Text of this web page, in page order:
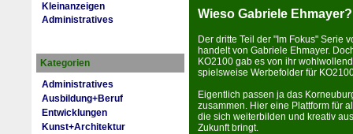
Kleinanzeigen
Administratives
Kategorien
Administratives
Ausbildung+Beruf
Entwicklungen
Kunst+Architektur
Wieso Gabriele Ehmayer?
Der dritte Teil der "Im Fokus" Serie
han­delt von Gabriele Ehmayer.
KO2100 gab es von ihr
spiels­wei­se Werbefolder für
Eigentlich passen ja das
zusammen. Hier eine Plattform für
die sich weiterbilden und kreativ
Zukunft bringt.